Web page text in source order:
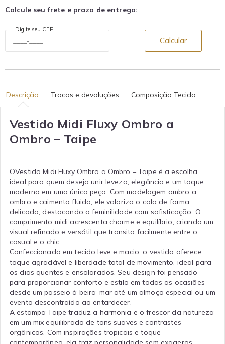
Calcule seu frete e prazo de entrega:
Digite seu CEP
Calcular
Descrição Trocas e devoluções Composição Tecido
Vestido Midi Fluxy Ombro a
Ombro – Taipe
OVestido Midi Fluxy Ombro a Ombro – Taipe é a escolha
ideal para quem deseja unir leveza, elegância e um toque
moderno em uma única peça. Com modelagem ombro a
ombro e caimento fluido, ele valoriza o colo de forma
delicada, destacando a feminilidade com sofisticação. O
comprimento midi acrescenta charme e equilíbrio, criando um
visual refinado e versátil que transita facilmente entre o
casual e o chic.
Confeccionado em tecido leve e macio, o vestido oferece
toque agradável e liberdade total de movimento, ideal para
os dias quentes e ensolarados. Seu design foi pensado
para proporcionar conforto e estilo em todas as ocasiões
desde um passeio à beira-mar até um almoço especial ou um
evento descontraído ao entardecer.
A estampa Taipe traduz a harmonia e o frescor da natureza
em um mix equilibrado de tons suaves e contrastes
orgânicos. Com inspirações tropicais e toque